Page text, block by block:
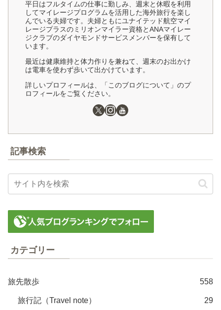
平日はフルタイムの仕事に勤しみ、週末と休暇を利用
してマイレージプログラムを活用した海外旅行を楽し
んでいる夫婦です。夫婦ともにユナイテッド航空マイ
レージプラスのミリオンマイラー資格とANAマイレー
ジクラブのダイヤモンドサービスメンバーを保有して
います。
最近は健康維持と体力作りを兼ねて、週末のお出かけ
は電車を使わず歩いて出かけています。
詳しいプロフィールは、「このブログについて」のプ
ロフィールをご覧ください。
記事検索
カテゴリー
旅先散歩 558
旅行記（Travel note） 29